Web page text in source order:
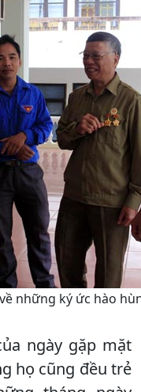
những ký ức hào
ngày gặp mặt
họ cũng đều trẻ